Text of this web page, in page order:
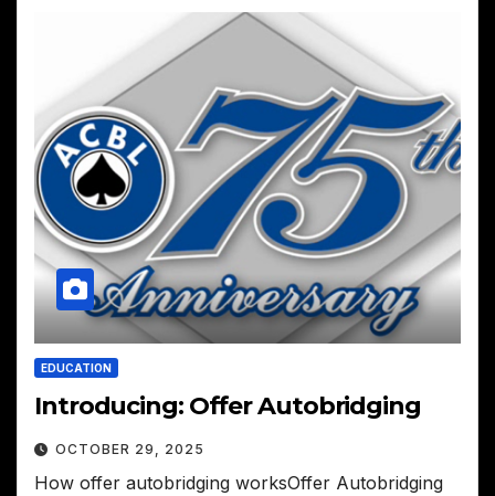
EDUCATION
Introducing: Offer Autobridging
OCTOBER 29, 2025
How offer autobridging worksOffer Autobridging